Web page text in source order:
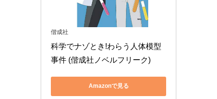
偕成社
科学でナゾとき!わらう人体模型
事件 (偕成社ノベルフリーク)
Amazonで見る